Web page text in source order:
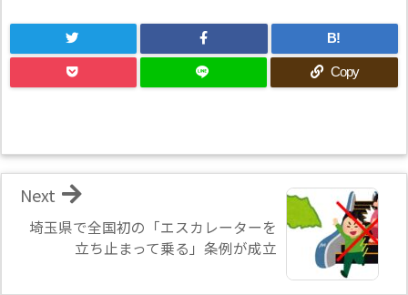
B!
Copy
埼玉県で全国初の「エスカレーターを
立ち止まって乗る」条例が成立
Next